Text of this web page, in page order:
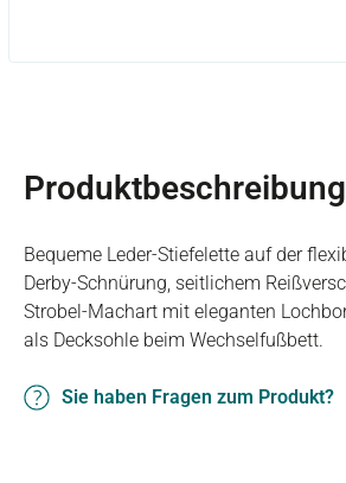
Produktbeschreibung
Bequeme Leder-Stiefelette auf der
Derby-Schnürung, seitlichem
Strobel-Machart mit eleganten
als Decksohle beim Wechselfußbett.
Sie haben Fragen zum Produkt?